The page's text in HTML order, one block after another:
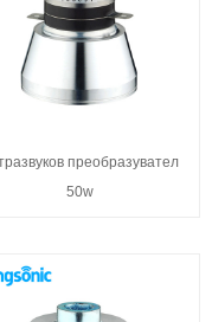
преобразувател
50w